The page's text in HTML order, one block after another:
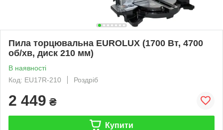
Пила торцювальна EUROLUX (1700 Вт, 4700
об/хв, диск 210 мм)
В наявності
Код: EU17R-210
Роздріб
2 449 ₴
Купити